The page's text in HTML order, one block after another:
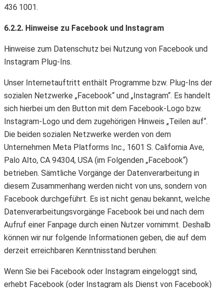
436 1001.
6.2.2. Hinweise zu Facebook und Instagram
Hinweise zum Datenschutz bei Nutzung von Facebook und
Instagram Plug-Ins.
Unser Internetauftritt enthält Programme bzw. Plug-Ins der
sozialen Netzwerke „Facebook“ und „Instagram“. Es handelt
sich hierbei um den Button mit dem Facebook-Logo bzw.
Instagram-Logo und dem zugehörigen Hinweis „Teilen auf“.
Die beiden sozialen Netzwerke werden von dem
Unternehmen Meta Platforms Inc., 1601 S. California Ave,
Palo Alto, CA 94304, USA (im Folgenden „Facebook“)
betrieben. Sämtliche Vorgänge der Datenverarbeitung in
diesem Zusammenhang werden nicht von uns, sondern von
Facebook durchgeführt. Es ist nicht genau bekannt, welche
Datenverarbeitungsvorgänge Facebook bei und nach dem
Aufruf einer Fanpage durch einen Nutzer vornimmt. Deshalb
können wir nur folgende Informationen geben, die auf dem
derzeit erreichbaren Kenntnisstand beruhen:
Wenn Sie bei Facebook oder Instagram eingeloggt sind,
erhebt Facebook (oder Instagram als Dienst von Facebook)